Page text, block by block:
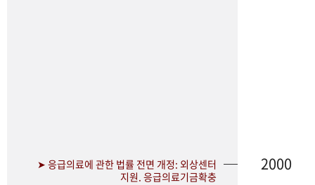
➤ 응급의료에 관한 법률 전면 개정: 외상센터
지원. 응급의료기금확충
2000